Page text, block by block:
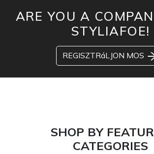
ARE YOU A
STYLIAFOE!
REGISZTRáLJON MOS
SHOP BY
CATEGORIES